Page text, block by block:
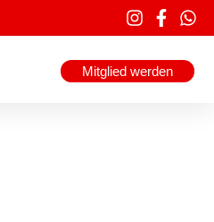
Mitglied werden